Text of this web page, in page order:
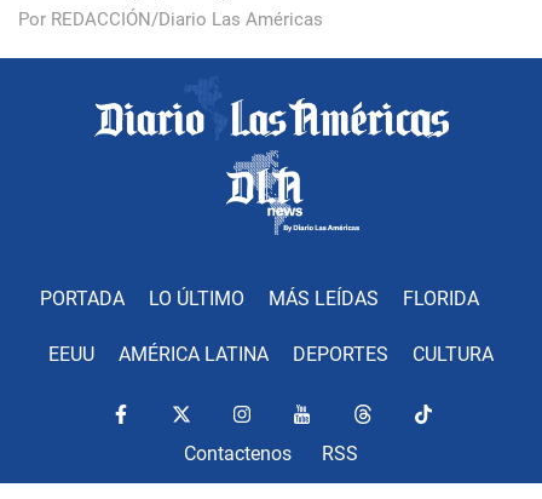
Por REDACCIÓN/Diario Las Américas
PORTADA LO ÚLTIMO MÁS LEÍDAS FLORIDA
EEUU AMÉRICA LATINA DEPORTES CULTURA
Contactenos RSS